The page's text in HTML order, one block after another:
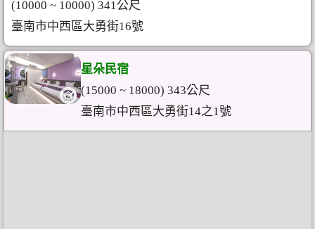
(10000 ~ 10000) 341公尺
臺南市中西區大勇街16號
星朵民宿
(15000 ~ 18000) 343公尺
臺南市中西區大勇街14之1號